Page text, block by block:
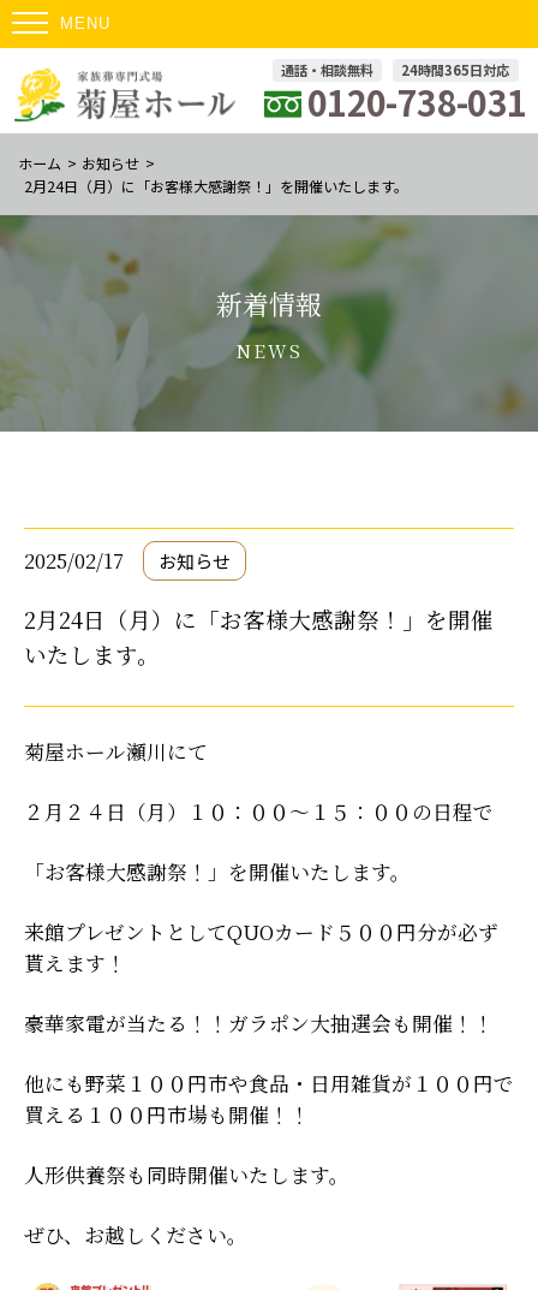
通話・相談無料 24時間365日対応
0120-738-031
ホーム > お知らせ >
2月24日（月）に「お客様大感謝祭！」を開催いたします。
新着情報
NEWS
2025/02/17 お知らせ
2月24日（月）に「お客様大感謝祭！」を開催
いたします。
菊屋ホール瀬川にて
２月２４日（月）１０：００〜１５：００の日程で
「お客様大感謝祭！」を開催いたします。
来館プレゼントとしてQUOカード５００円分が必ず
貰えます！
豪華家電が当たる！！ガラポン大抽選会も開催！！
他にも野菜１００円市や食品・日用雑貨が１００円で
買える１００円市場も開催！！
人形供養祭も同時開催いたします。
ぜひ、お越しください。